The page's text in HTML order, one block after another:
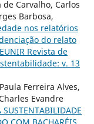
de Carvalho, Carlos
Barbosa,
nos relatórios
do relato
Revista de
v. 13
Ferreira Alves,
Evandre
SUSTENTABILIDADE